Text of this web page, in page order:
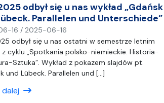
i
a
odbył się u nas wykład „Gdańsk
Parallelen und Unterschiede”
16 / 2025-06-16
a
p
s
odbył się u nas ostatni w semestrze letnim
z cyklu „Spotkania polsko-niemieckie. Historia-
Sztuka”. Wykład z pokazem slajdów pt.
und Lübeck. Parallelen und […]